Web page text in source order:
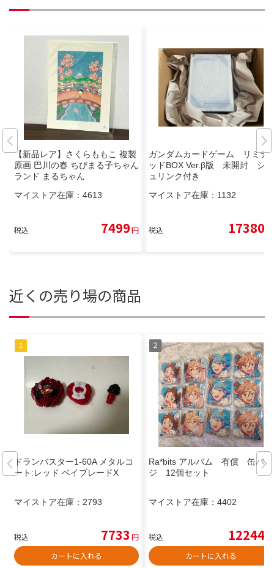
【新品レア】さくらももこ 複製
原画 巴川の春 ちびまる子ちゃん
ランド まるちゃん
マイストア在庫： 4613
税込 7499円
ガンダムカードゲーム リミテ
ッドBOX Ver.β版 未開封 シ
ュリンク付き
マイストア在庫： 1132
税込 17380
近くの売り場の商品
ドランバスター1-60A メタルコ
ート:レッド ベイブレードX
マイストア在庫： 2793
税込 7733 円
カートに入れる
Ra*bits アルバム 有償 缶バッ
ジ 12個セット
マイストア在庫： 4402
税込 12244
カートに入れる